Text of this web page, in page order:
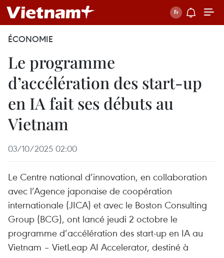
ÉCONOMIE
Le programme
d’accélération des start-up
en IA fait ses débuts au
Vietnam
03/10/2025 02:00
Le Centre national d’innovation, en collaboration
avec l’Agence japonaise de coopération
internationale (JICA) et avec le Boston Consulting
Group (BCG), ont lancé jeudi 2 octobre le
programme d’accélération des start-up en IA au
Vietnam – VietLeap AI Accelerator, destiné à